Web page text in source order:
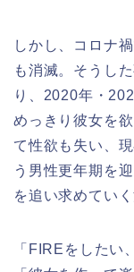
しかし、コロナ
も消滅。そうし
り、2020年・
めっきり彼女を
て性欲も失い、
う男性更年期を
を追い求めてい
「FIREをしたい